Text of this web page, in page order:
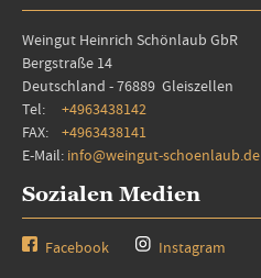
Weingut Heinrich Schönlaub GbR
Bergstraße 14
Deutschland - 76889 Gleiszellen
Tel: +4963438142
FAX: +4963438141
E-Mail: info@weingut-schoenlaub.de
Sozialen Medien
Facebook Instagram